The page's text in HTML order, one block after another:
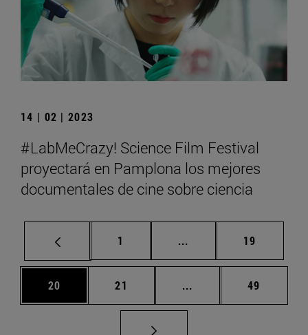
14 | 02 | 2023
#LabMeCrazy! Science Film Festival
proyectará en Pamplona los mejores
documentales de cine sobre ciencia
Página
1 ... Páginas intermedias
Página
19
Página
20 Página
21 ... Páginas intermedias
Página
49